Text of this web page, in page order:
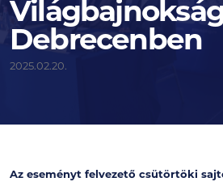
Debrecenben
2025.02.20.
Az eseményt felvezető csütörtöki